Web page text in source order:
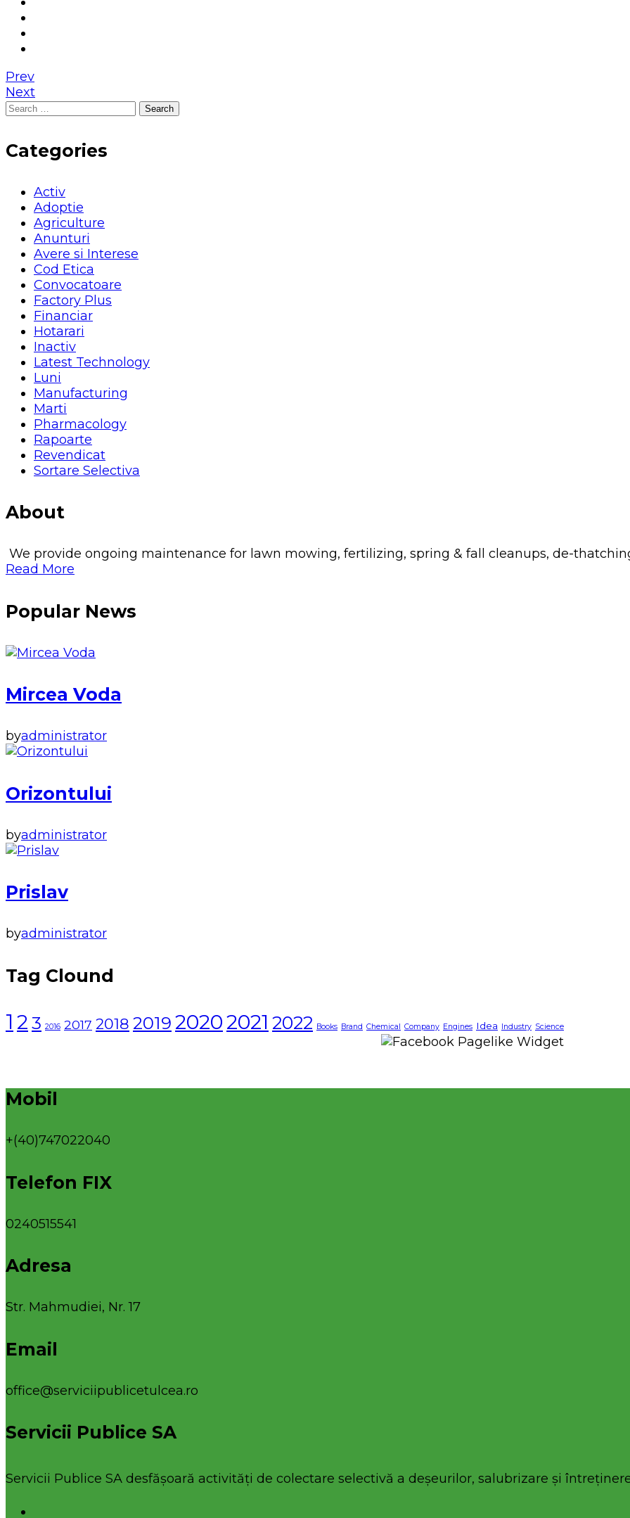
Prev
Next
Search
Categories
Activ
Adoptie
Agriculture
Anunturi
Avere si Interese
Cod Etica
Convocatoare
Factory Plus
Financiar
Hotarari
Inactiv
Latest Technology
Luni
Manufacturing
Marti
Pharmacology
Rapoarte
Revendicat
Sortare Selectiva
About
We provide ongoing maintenance for lawn mowing, fertilizing, spring & fall cleanups, de-
Read More
Popular News
Mircea Voda
byadministrator
Orizontului
byadministrator
Prislav
byadministrator
Tag Clound
1 2 3 2016 2017 2018 2019 20202021 2022 Books Brand Chemical Company Engines Idea Industry Science
Mobil
+(40)747022040
Telefon FIX
0240515541
Adresa
Str. Mahmudiei, Nr. 17
Email
office@serviciipublicetulcea.ro
Servicii Publice SA
Servicii Publice SA desfășoară activități de colectare selectivă a deșeurilor, salubrizare și